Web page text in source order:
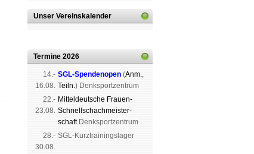
Unser Vereinskalender
Termine 2026
14.-
16.08.
SGL-Spenden­open (Anm.,
Teiln.) Denk­sport­zen­trum
22.-
23.08.
Mit­tel­deu­tsche Frauen-
Schnell­schach­meis­ter­
schaftDenk­sport­zen­trum
28.-
30.08.
SGL-Kurz­trai­nings­lager